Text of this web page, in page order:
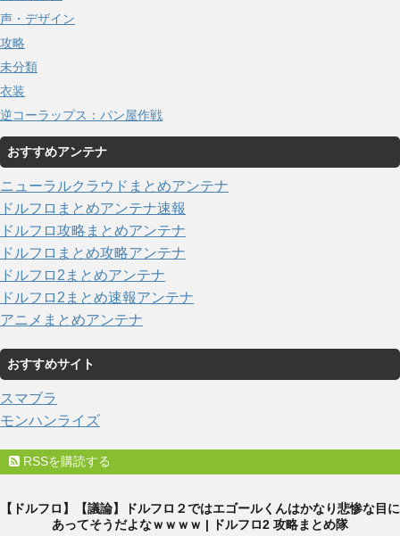
声・デザイン
攻略
未分類
衣装
逆コーラップス：パン屋作戦
おすすめアンテナ
ニューラルクラウドまとめアンテナ
ドルフロまとめアンテナ速報
ドルフロ攻略まとめアンテナ
ドルフロまとめ攻略アンテナ
ドルフロ2まとめアンテナ
ドルフロ2まとめ速報アンテナ
アニメまとめアンテナ
おすすめサイト
スマブラ
モンハンライズ
RSSを購読する
【ドルフロ】【議論】ドルフロ２ではエゴールくんはかなり悲惨な目に
あってそうだよなｗｗｗｗ | ドルフロ2 攻略まとめ隊